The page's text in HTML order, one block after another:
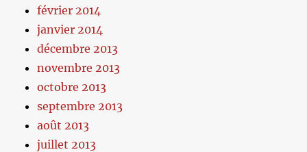
février 2014
janvier 2014
décembre 2013
novembre 2013
octobre 2013
septembre 2013
août 2013
juillet 2013